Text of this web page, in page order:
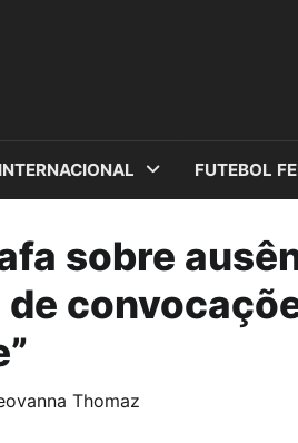
FUTEBOL
sobre
Thomaz